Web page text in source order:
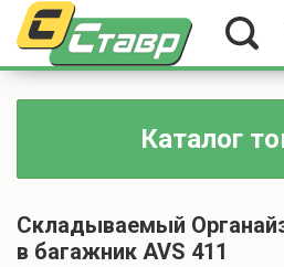
Каталог
Складываемый
в багажник AVS 411